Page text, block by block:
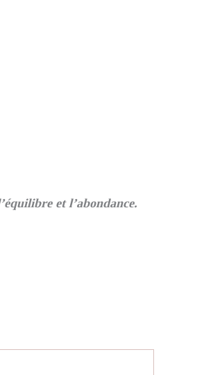
et l’abondance.